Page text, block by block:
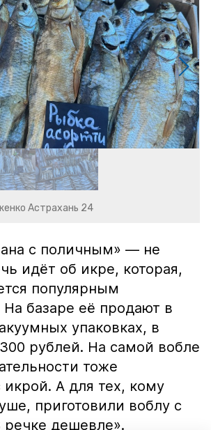
Астрахань 24
с поличным» — не
идёт об икре, которая,
популярным
базаре её продают в
упаковках, в
рублей. На самой вобле
тоже
икрой. А для тех, кому
приготовили воблу с
речке дешевле».